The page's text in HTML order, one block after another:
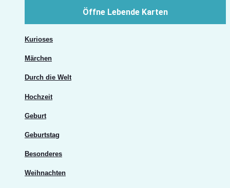
Öffne Lebende Karten
Kurioses
Märchen
Durch die Welt
Hochzeit
Geburt
Geburtstag
Besonderes
Weihnachten